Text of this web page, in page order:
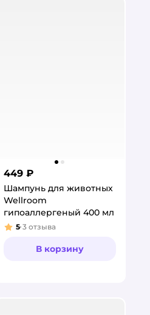
449 ₽
Шампунь для животных
Wellroom
гипоаллергеный 400 мл
Рейтинг:
5 3 отзыва
В корзину